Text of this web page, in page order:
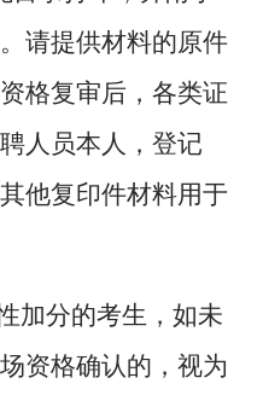
请提供材料的原件
格复审后，各类证
人员本人，登记
他复印件材料用于
加分的考生，如未
资格确认的，视为